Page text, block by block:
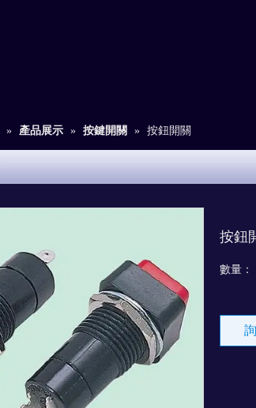
» 產品展示 » 按鍵開關 » 按鈕開關
按鈕
數量：